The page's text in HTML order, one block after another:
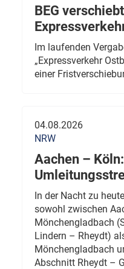
BEG
Im laufenden
„Expressverkehr
einer
04.08.2026
NRW
Aachen –
In der Nacht zu
sowohl zwischen
Mönchengladbach
Lindern – Rheydt)
Mönchengladbach
Abschnitt Rheydt –